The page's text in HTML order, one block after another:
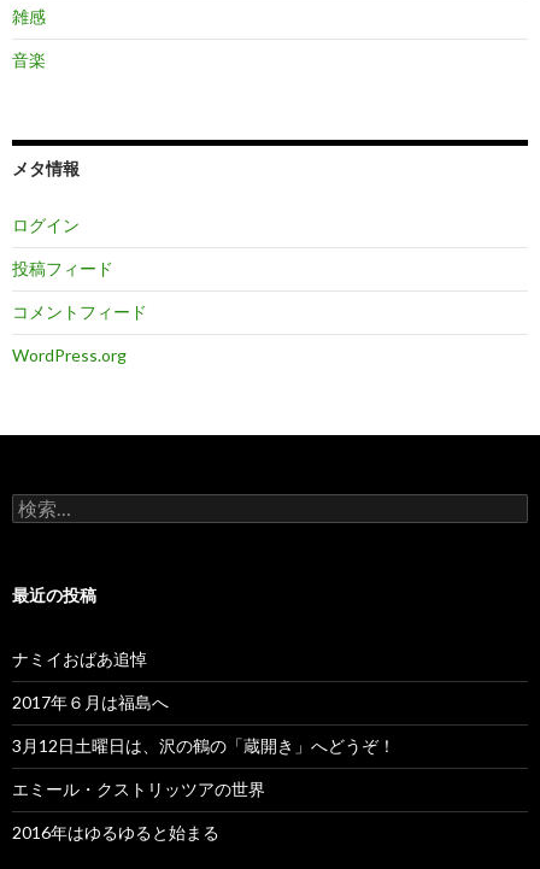
雑感
音楽
メタ情報
ログイン
投稿フィード
コメントフィード
WordPress.org
検
索:
最近の投稿
ナミイおばあ追悼
2017年６月は福島へ
3月12日土曜日は、沢の鶴の「蔵開き」へどうぞ！
エミール・クストリッツアの世界
2016年はゆるゆると始まる